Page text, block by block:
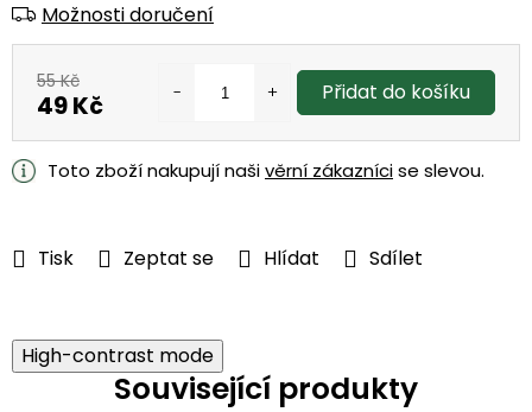
Tisk Zeptat se Hlídat Sdílet
Možnosti doručení
55 Kč
49 Kč Přidat do košíku
Toto zboží nakupují našivěrní zákaznícise slevou.
High-contrast mode
Související produkty